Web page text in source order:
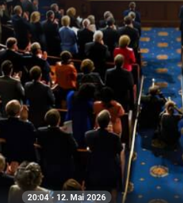
20:04 · 12. Mai 2026